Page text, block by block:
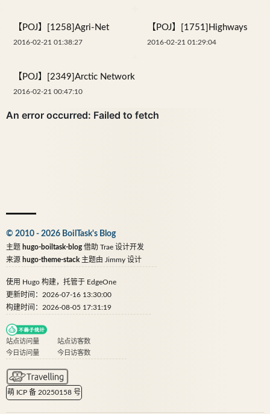
【POJ】[1258]Agri-Net
2016-02-21 01:38:27
【POJ】[1751]Highways
2016-02-21 01:29:04
【POJ】[2349]Arctic Network
2016-02-21 00:47:10
© 2010 - 2026 BoilTask's Blog
主题 hugo-boiltask-blog借助 Trae 设计开发
来源 hugo-theme-stack 主题由 Jimmy 设计
使用 Hugo 构建，托管于 EdgeOne
更新时间：2026-07-16 13:30:00
构建时间：2026-08-05 17:31:19
站点访问量
站点访客数
今日访问量
今日访客数
萌 ICP 备 20250158 号